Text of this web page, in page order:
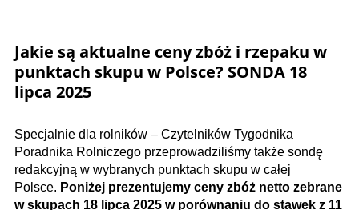
Jakie są aktualne ceny zbóż i rzepaku w
punktach skupu w Polsce? SONDA 18
lipca 2025
Specjalnie dla rolników – Czytelników Tygodnika
Poradnika Rolniczego przeprowadziliśmy także sondę
redakcyjną w wybranych punktach skupu w całej
Polsce. Poniżej prezentujemy ceny zbóż netto zebrane
w skupach 18 lipca 2025 w porównaniu do stawek z 11